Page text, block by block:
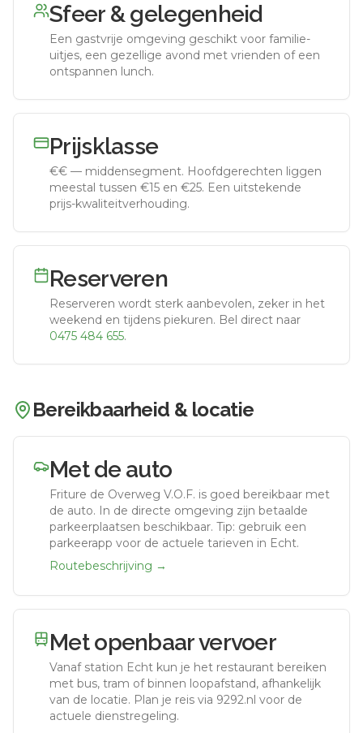
Sfeer & gelegenheid
Een gastvrije omgeving geschikt voor familie-
uitjes, een gezellige avond met vrienden of een
ontspannen lunch.
Prijsklasse
€€ — middensegment. Hoofdgerechten liggen
meestal tussen €15 en €25. Een uitstekende
prijs-kwaliteitverhouding.
Reserveren
Reserveren wordt sterk aanbevolen, zeker in het
weekend en tijdens piekuren. Bel direct naar
0475 484 655.
Bereikbaarheid & locatie
Met de auto
Friture de Overweg V.O.F. is goed bereikbaar met
de auto. In de directe omgeving zijn betaalde
parkeerplaatsen beschikbaar. Tip: gebruik een
parkeerapp voor de actuele tarieven in Echt.
Routebeschrijving →
Met openbaar vervoer
Vanaf station Echt kun je het restaurant bereiken
met bus, tram of binnen loopafstand, afhankelijk
van de locatie. Plan je reis via 9292.nl voor de
actuele dienstregeling.